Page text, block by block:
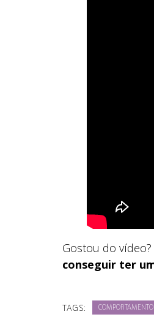
Gostou do vídeo?
conseguir ter
TAGS: COMPORTAMENTO